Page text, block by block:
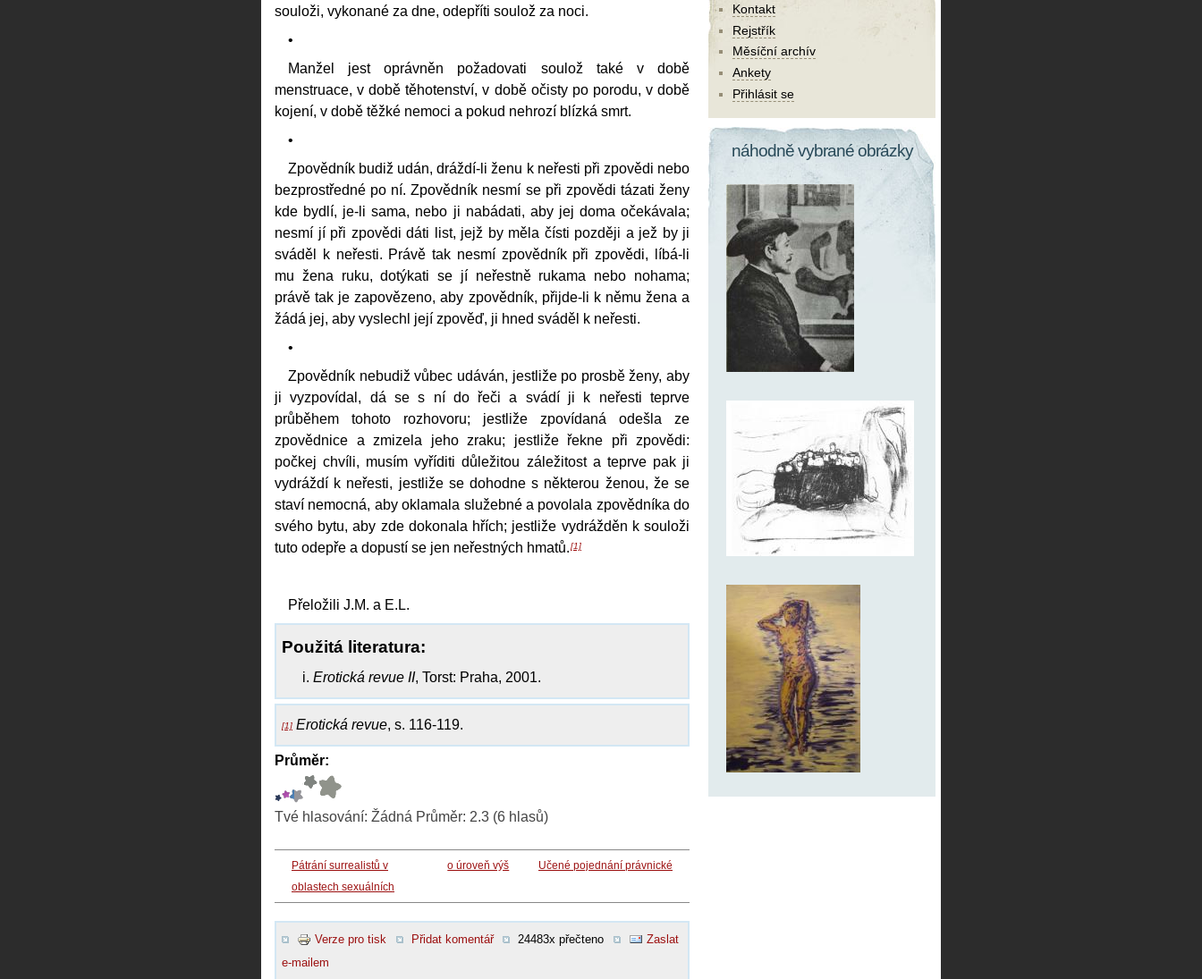
souloži, vykonané za dne, odepříti soulož za noci.
•
Manžel jest oprávněn požadovati soulož také v době
menstruace, v době těhotenství, v době očisty po porodu, v době
kojení, v době těžké nemoci a pokud nehrozí blízká smrt.
•
Zpovědník budiž udán, dráždí-li ženu k neřesti při zpovědi nebo
bezprostředné po ní. Zpovědník nesmí se při zpovědi tázati ženy
kde bydlí, je-li sama, nebo ji nabádati, aby jej doma očekávala;
nesmí jí při zpovědi dáti list, jejž by měla čísti později a jež by ji
sváděl k neřesti. Právě tak nesmí zpovědník při zpovědi, líbá-li
mu žena ruku, dotýkati se jí neřestně rukama nebo nohama;
právě tak je zapovězeno, aby zpovědník, přijde-li k němu žena a
žádá jej, aby vyslechl její zpověď, ji hned sváděl k neřesti.
•
Zpovědník nebudiž vůbec udáván, jestliže po prosbě ženy, aby
ji vyzpovídal, dá se s ní do řeči a svádí ji k neřesti teprve
průběhem tohoto rozhovoru; jestliže zpovídaná odešla ze
zpovědnice a zmizela jeho zraku; jestliže řekne při zpovědi:
počkej chvíli, musím vyříditi důležitou záležitost a teprve pak ji
vydráždí k neřesti, jestliže se dohodne s některou ženou, že se
staví nemocná, aby oklamala služebné a povolala zpovědníka do
svého bytu, aby zde dokonala hřích; jestliže vydrážděn k souloži
tuto odepře a dopustí se jen neřestných hmatů.[1]
Přeložili J.M. a E.L.
Použitá literatura:
Erotická revue II, Torst: Praha, 2001.
[1] Erotická revue, s. 116-119.
Průměr:
Tvé hlasování: Žádná Průměr: 2.3 (6 hlasů)
Pátrání surrealistů v
oblastech sexuálních
o úroveň výš Učené pojednání právnické
Verze pro tisk Přidat komentář 24483x přečteno
Zaslat
e-mailem
Kontakt
Rejstřík
Měsíční archív
Ankety
Přihlásit se
náhodně vybrané obrázky